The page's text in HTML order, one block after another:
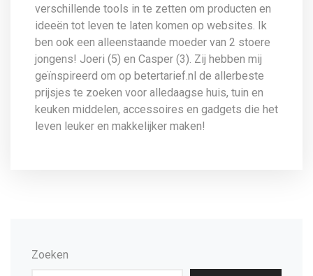
verschillende tools in te zetten om producten en
ideeën tot leven te laten komen op websites. Ik
ben ook een alleenstaande moeder van 2 stoere
jongens! Joeri (5) en Casper (3). Zij hebben mij
geïnspireerd om op betertarief.nl de allerbeste
prijsjes te zoeken voor alledaagse huis, tuin en
keuken middelen, accessoires en gadgets die het
leven leuker en makkelijker maken!
Zoeken